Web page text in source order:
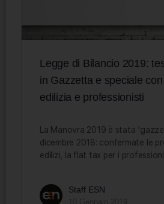
Legge di Bilancio 2019:
in Gazzetta e speciale
edilizia e professionisti
La Manovra 2019 è stata
dicembre 2018: confermate le
edilizi, la flat tax per i
Staff ESN